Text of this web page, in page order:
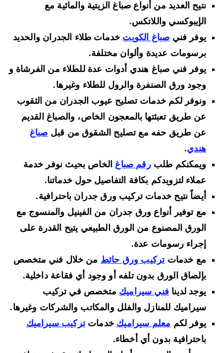
نتيح العديد من أنواع صباغ الزيتية والمائية مع
الإيبوكسي واللاتكس.
يوفر فنيصباغ الكويتخدمات طلاء الجدران والحديد
برسومات عديدة وألوان مختلفة.
يوفر فني صباغ هندي أدوات عدة للطلاء من الفرشاة و
وجود ورق الصنفرة والرول للطلاء وغيرها.
ونوفر لكم خدمات تصليح عيوب الجدران من الثقوب
عن طريق تعبئتها بالمعجون الخاص، والصباغ القديم
عن طريق حفه مع تصليح الشقوق من قبلصباغ
هندي.
ويمكنكم طلبرقم صباغالخاص بحيث نوفر خدمة
عملاء لتزويدكم بكافة التفاصيل حول خدماتنا.
أيضاً نتيح خدمات تركيب ورق جدران باحترافية.
مع توفير أنواع ورق جدران من الفينيل والمنسوج مع
الورق المصنوع من الورق الطبيعي يتيح القدرة على
إجراء رسومات عدة.
مع خدماتتركيب ورق حائطمن خلال فني متخصص
بإلصاق الورق بدون تلفه أو وجود أي فقاعة داخلية.
يوجد لدينافني سيراميكمتخصص في تركيب
سيراميك للمنازل والفلل والمكاتب والشركات وغيرها.
يوفر لكممعلم سيراميكخدماتتركيب سيراميك
باحترافية بدون أي أخطاء.